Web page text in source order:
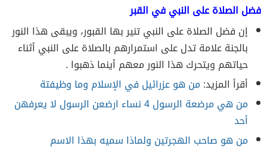
فضل الصلاة على النبي في القبر
إن فضل الصلاة على النبيتنير بها القبور، ويبقى هذا النور
بالجنة علامة تدل على استمرارهم بالصلاة على النبي أثناء
حياتهم ويتحرك هذا النور معهم أينما ذهبوا .
أقرأ المزيد:من هو عزرائيل في الإسلام وما وظيفتة
من هي مرضعة الرسول 4 نساء ارضعن الرسول لا يعرفهن
أحد
من هو صاحب الهجرتين ولماذا سميه بهذا الاسم